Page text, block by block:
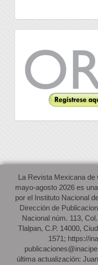
La Revista Mexicana de
mayo-agosto 2026 es
por el Instituto Nacional
Dirección de
Nacional núm. 113,
Tlalpan, C.P. 14000,
1571; https://
última actualización: